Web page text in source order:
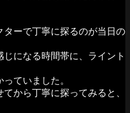
ーで丁寧に探るのが当日の
になる時間帯に、ライント
ていました。
から丁寧に探ってみると、